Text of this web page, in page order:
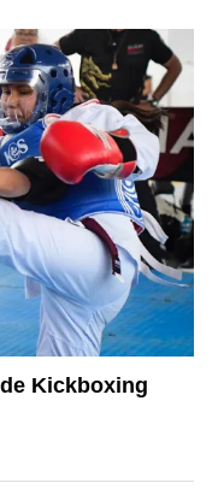
Kickboxing